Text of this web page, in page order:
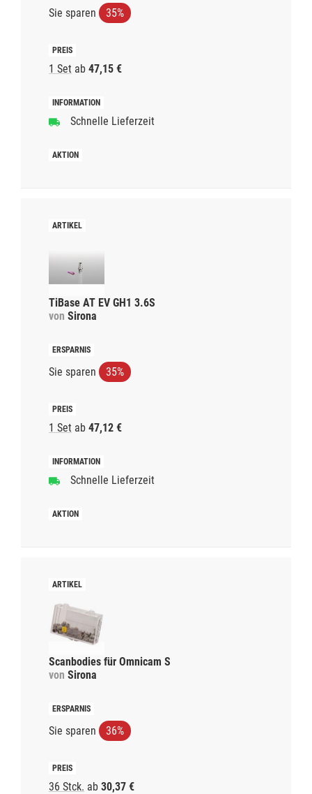
Sie sparen 35%
1 Set ab 47,15 €
Schnelle Lieferzeit
TiBase AT EV GH1 3.6S
von Sirona
Sie sparen 35%
1 Set ab 47,12 €
Schnelle Lieferzeit
Scanbodies für Omnicam S
von Sirona
Sie sparen 36%
36 Stck. ab 30,37 €